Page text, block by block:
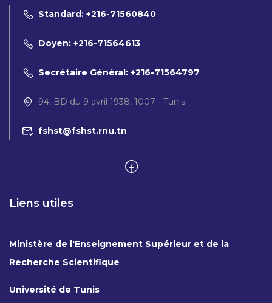
Standard: +216-71560840
Doyen: +216-71564613
Secrétaire Général: +216-71564797
94, BD du 9 avril 1938, 1007 - Tunis
fshst@fshst.rnu.tn
Liens utiles
Ministère de l'Enseignement Supérieur et de la
Recherche Scientifique
Université de Tunis